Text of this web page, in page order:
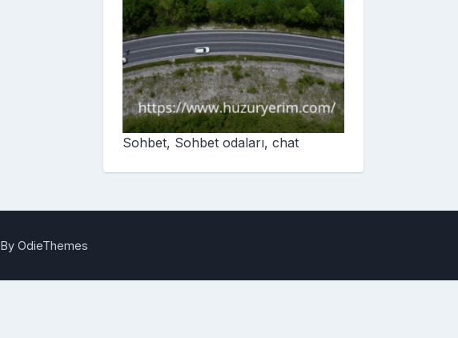
Sohbet, Sohbet odaları, chat
By OdieThemes